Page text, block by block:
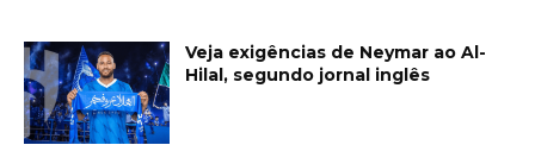
Veja exigências de Neymar ao Al-
Hilal, segundo jornal inglês